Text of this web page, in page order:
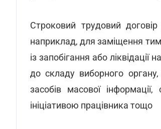
Строковий трудовий
наприклад, для заміщення
із запобігання або
до складу виборного
засобів масової інформації,
ініціативою працівника тощо